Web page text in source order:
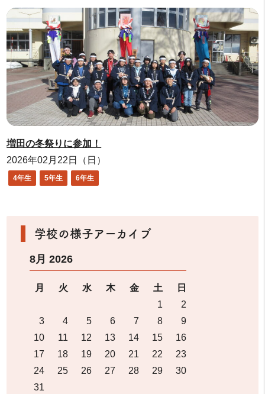
増田の冬祭りに参加！
2026年02月22日（日）
4年生 5年生 6年生
学校の様子アーカイブ
8月 2026
月 火 水 木 金 土
日
1
2
3
4 5 6 7 8
9
10
11 12 13 14 15
16
17
18 19 20 21 22
23
24
25 26 27 28 29
30
31